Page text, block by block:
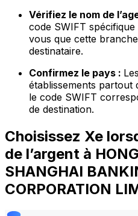
Vérifiez le nom de
code SWIFT
vous que cette
destinataire.
Confirmez le pays :
établissements partout
le code SWIFT
de destination.
Choisissez Xe
de l’argent à
SHANGHAI
CORPORATION